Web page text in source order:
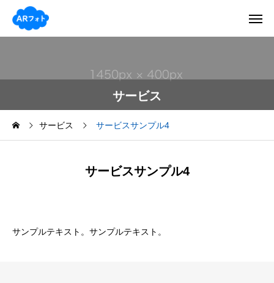
サービス
サービス サービスサンプル4
サービスサンプル4
サンプルテキスト。サンプルテキスト。